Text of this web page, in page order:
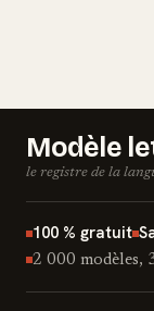
Modèle
le registre de la
100 % gratuit
2 000 modèles,